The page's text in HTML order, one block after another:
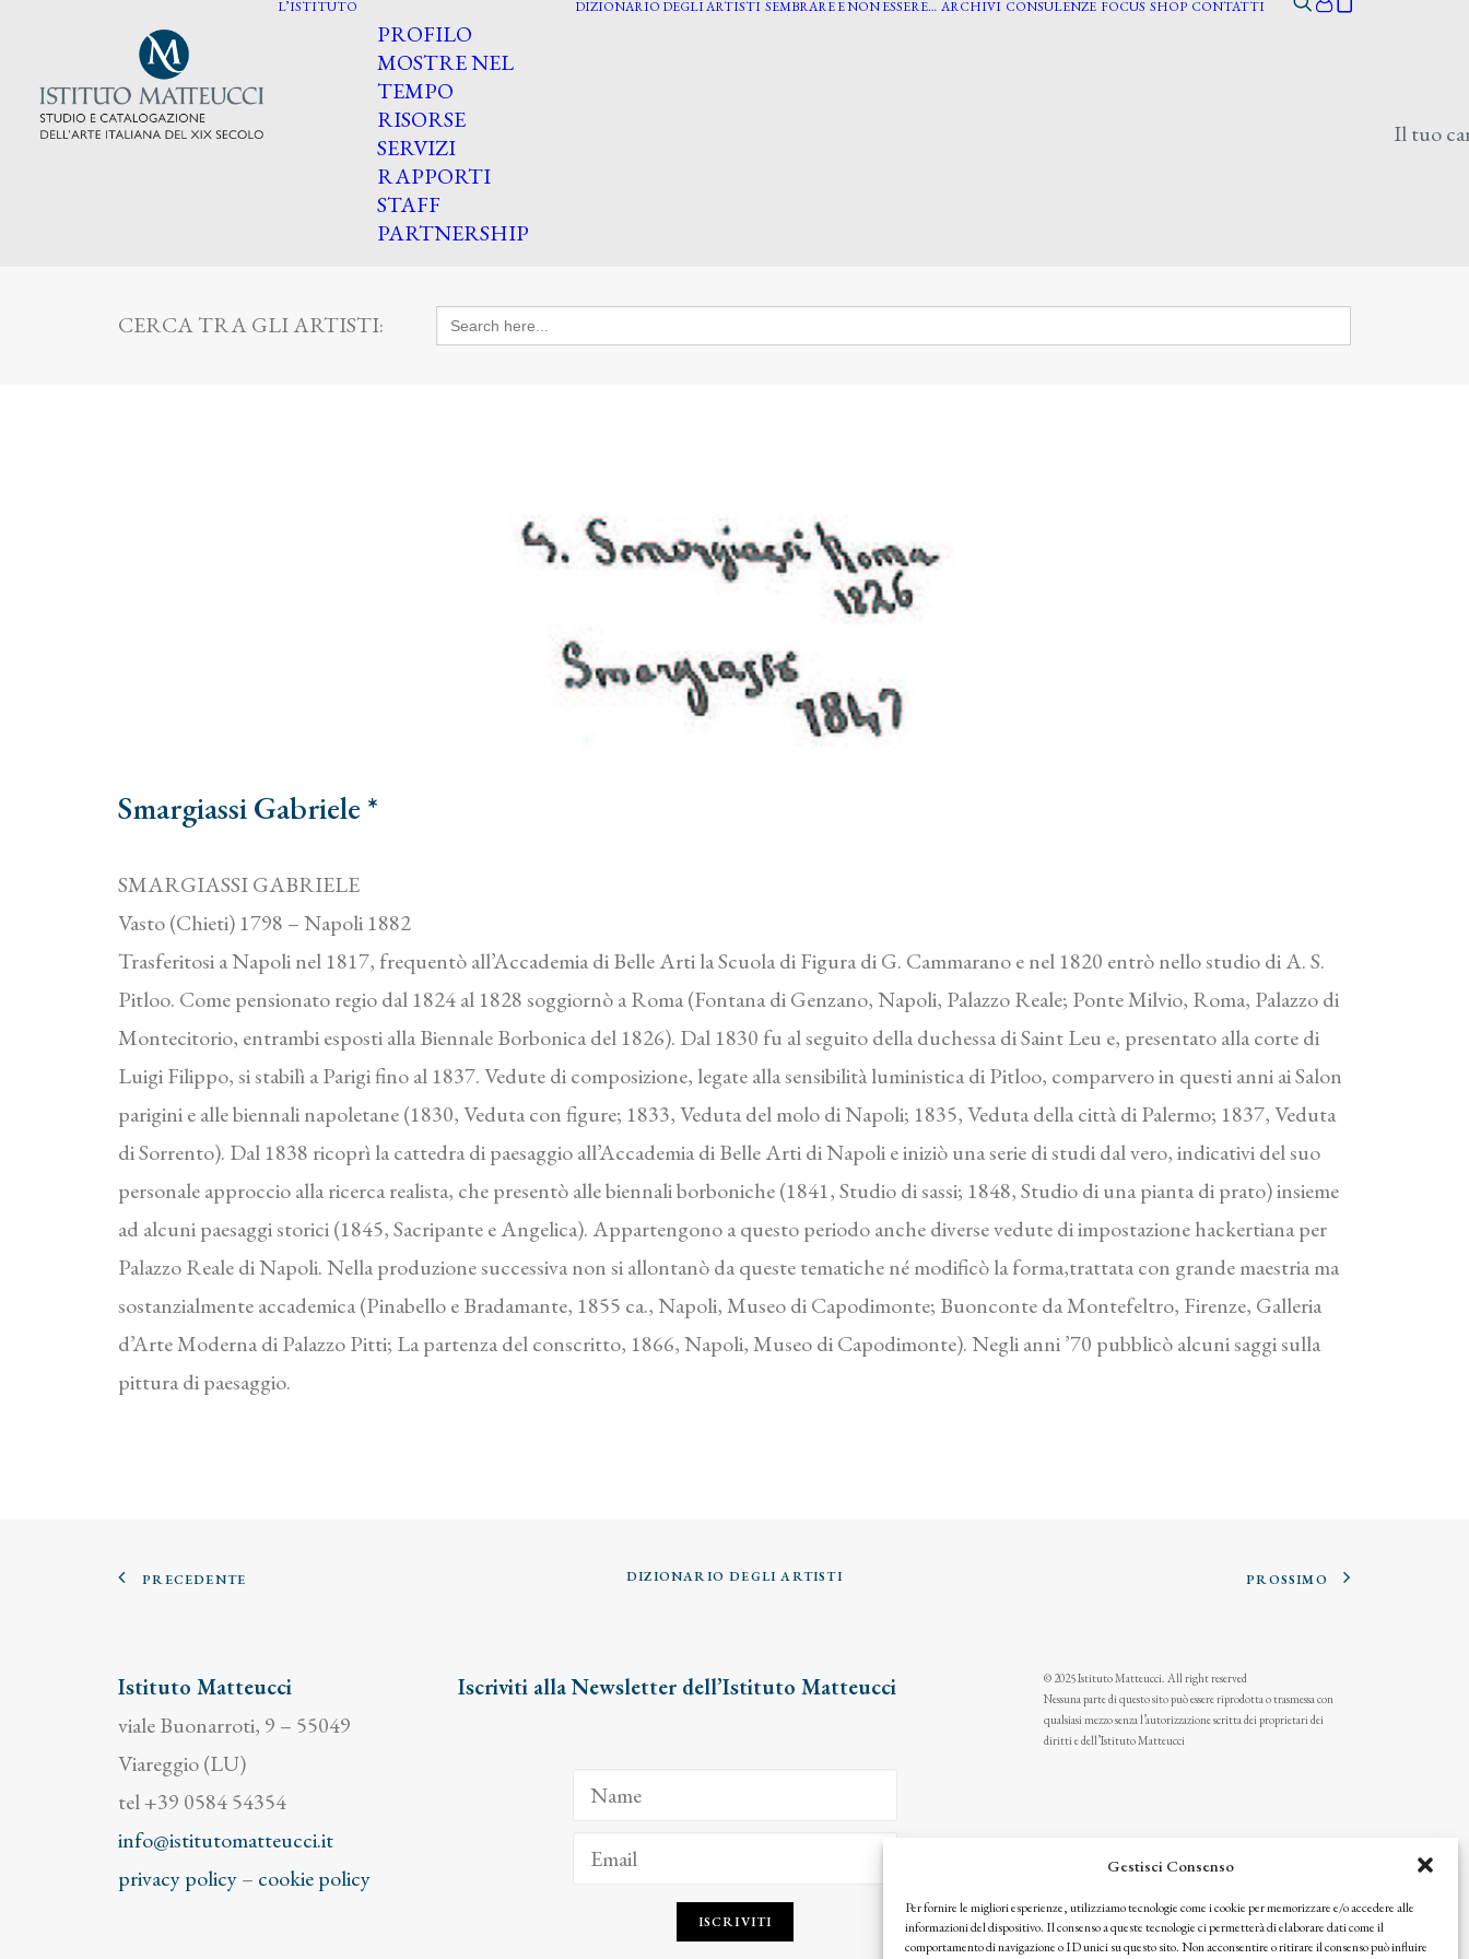
Gestisci Consenso
Per fornire le migliori esperienze, utilizziamo tecnologie come i cookie per memorizzare e/o accedere alle
informazioni del dispositivo. Il consenso a queste tecnologie ci permetterà di elaborare dati come il
comportamento di navigazione o ID unici su questo sito. Non acconsentire o ritirare il consenso può influire
L’ISTITUTO
PROFILO
MOSTRE NEL
TEMPO
RISORSE
SERVIZI
RAPPORTI
STAFF
PARTNERSHIP
DIZIONARIO DEGLI ARTISTI SEMBRARE E NON ESSERE… ARCHIVI CONSULENZE FOCUS SHOP CONTATTI
Il tuo
CERCA TRA GLI ARTISTI: Search
for:
Smargiassi Gabriele *
SMARGIASSI GABRIELE
Vasto (Chieti) 1798 – Napoli 1882
Trasferitosi a Napoli nel 1817, frequentò all’Accademia di Belle Arti la Scuola di Figura di G. Cammarano e nel 1820 entrò nello studio di A. S.
Pitloo. Come pensionato regio dal 1824 al 1828 soggiornò a Roma (Fontana di Genzano, Napoli, Palazzo Reale; Ponte Milvio, Roma, Palazzo di
Montecitorio, entrambi esposti alla Biennale Borbonica del 1826). Dal 1830 fu al seguito della duchessa di Saint Leu e, presentato alla corte di
Luigi Filippo, si stabilì a Parigi fino al 1837. Vedute di composizione, legate alla sensibilità luministica di Pitloo, comparvero in questi anni ai Salon
parigini e alle biennali napoletane (1830, Veduta con figure; 1833, Veduta del molo di Napoli; 1835, Veduta della città di Palermo; 1837, Veduta
di Sorrento). Dal 1838 ricoprì la cattedra di paesaggio all’Accademia di Belle Arti di Napoli e iniziò una serie di studi dal vero, indicativi del suo
personale approccio alla ricerca realista, che presentò alle biennali borboniche (1841, Studio di sassi; 1848, Studio di una pianta di prato) insieme
ad alcuni paesaggi storici (1845, Sacripante e Angelica). Appartengono a questo periodo anche diverse vedute di impostazione hackertiana per
Palazzo Reale di Napoli. Nella produzione successiva non si allontanò da queste tematiche né modificò la forma,trattata con grande maestria ma
sostanzialmente accademica (Pinabello e Bradamante, 1855 ca., Napoli, Museo di Capodimonte; Buonconte da Montefeltro, Firenze, Galleria
d’Arte Moderna di Palazzo Pitti; La partenza del conscritto, 1866, Napoli, Museo di Capodimonte). Negli anni ’70 pubblicò alcuni saggi sulla
pittura di paesaggio.
PRECEDENTE DIZIONARIO DEGLI ARTISTI PROSSIMO
Istituto Matteucci
viale Buonarroti, 9 – 55049
Viareggio (LU)
tel +39 0584 54354
info@istitutomatteucci.it
privacy policy– cookie policy
Iscriviti alla Newsletter dell’Istituto Matteucci
ISCRIVITI
© 2025 Istituto Matteucci. All right reserved
Nessuna parte di questo sito può essere riprodotta o trasmessa con
qualsiasi mezzo senza l’autorizzazione scritta dei proprietari dei
diritti e dell’Istituto Matteucci